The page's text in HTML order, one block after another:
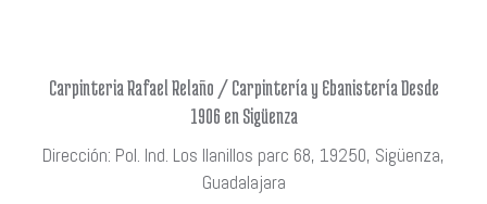
Carpinteria Rafael Relaño / Carpintería y Ebanistería Desde
1906 en Sigüenza
Dirección: Pol. Ind. Los llanillos parc 68, 19250, Sigüenza,
Guadalajara